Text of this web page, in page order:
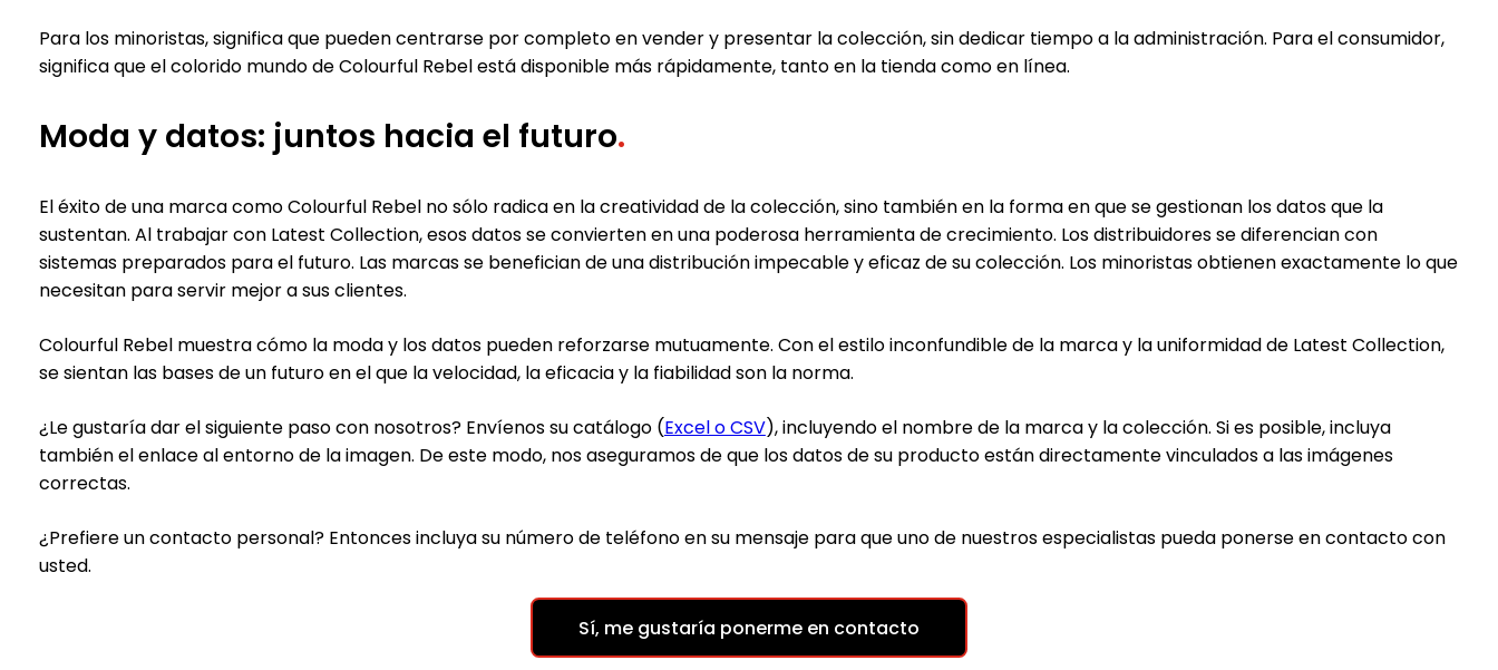
Para los minoristas, significa que pueden centrarse por completo en vender y presentar la colección, sin dedicar tiempo a la administración. Para el consumidor,
significa que el colorido mundo de Colourful Rebel está disponible más rápidamente, tanto en la tienda como en línea.
Moda y datos: juntos hacia el futuro.
El éxito de una marca como Colourful Rebel no sólo radica en la creatividad de la colección, sino también en la forma en que se gestionan los datos que la
sustentan. Al trabajar con Latest Collection, esos datos se convierten en una poderosa herramienta de crecimiento. Los distribuidores se diferencian con
sistemas preparados para el futuro. Las marcas se benefician de una distribución impecable y eficaz de su colección. Los minoristas obtienen exactamente lo que
necesitan para servir mejor a sus clientes.
Colourful Rebel muestra cómo la moda y los datos pueden reforzarse mutuamente. Con el estilo inconfundible de la marca y la uniformidad de Latest Collection,
se sientan las bases de un futuro en el que la velocidad, la eficacia y la fiabilidad son la norma.
¿Le gustaría dar el siguiente paso con nosotros? Envíenos su catálogo (Excel o CSV), incluyendo el nombre de la marca y la colección. Si es posible, incluya
también el enlace al entorno de la imagen. De este modo, nos aseguramos de que los datos de su producto están directamente vinculados a las imágenes
correctas.
¿Prefiere un contacto personal? Entonces incluya su número de teléfono en su mensaje para que uno de nuestros especialistas pueda ponerse en contacto con
usted.
Sí, me gustaría ponerme en contacto